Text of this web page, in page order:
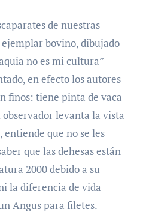
de nuestras
bovino, dibujado
no es mi cultura”
en efecto los autores
finos: tiene pinta de vaca
levanta la vista
que no se les
que las dehesas están
2000 debido a su
la diferencia de vida
Angus para filetes.